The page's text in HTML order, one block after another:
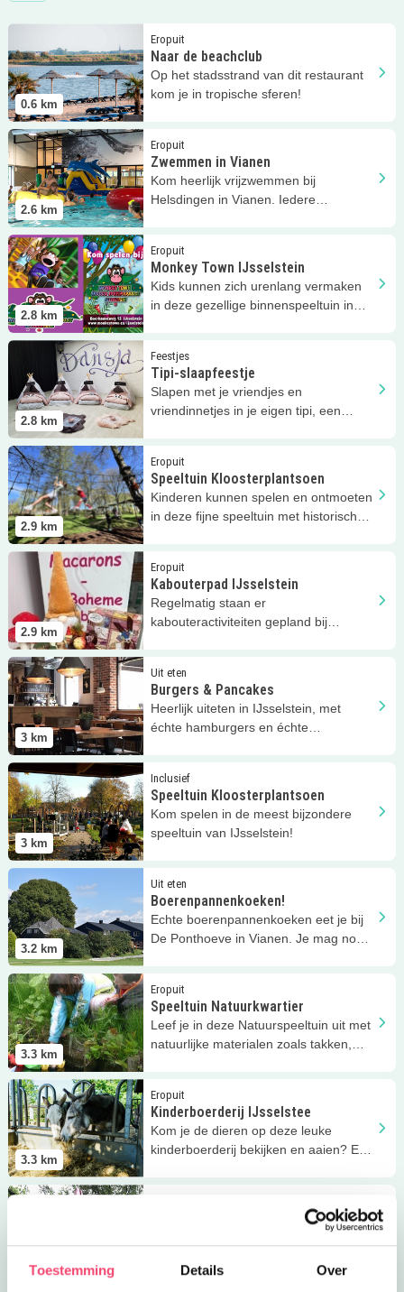
Toestemming Details Over
0.6 km
Eropuit
Naar de beachclub
Op het stadsstrand van dit restaurant
kom je in tropische sferen!
Naar de beachclub
2.6 km
Eropuit
Zwemmen in Vianen
Kom heerlijk vrijzwemmen bij
Helsdingen in Vianen. Iedere
Lees meer Zwemmen in Vianen
2.8 km
Eropuit
Monkey Town IJsselstein
Kids kunnen zich urenlang vermaken
in deze gezellige binnenspeeltuin in
Lees meer Monkey Town IJsselstein
2.8 km
Feestjes
Tipi-slaapfeestje
Slapen met je vriendjes en
vriendinnetjes in je eigen tipi, een
Lees meer Tipi-slaapfeestje
2.9 km
Eropuit
Speeltuin Kloosterplantsoen
Kinderen kunnen spelen en ontmoeten
in deze fijne speeltuin met historisch
Lees meer Speeltuin Kloosterplantsoen
2.9 km
Eropuit
Kabouterpad IJsselstein
Regelmatig staan er
kabouteractiviteiten gepland bij
Lees meer Kabouterpad IJsselstein
3 km
Uit eten
Burgers & Pancakes
Heerlijk uiteten in IJsselstein, met
échte hamburgers en échte
Lees meer Burgers &amp; Pancakes
3 km
Inclusief
Speeltuin Kloosterplantsoen
Kom spelen in de meest bijzondere
speeltuin van IJsselstein!
Lees meer Speeltuin Kloosterplantsoen
3.2 km
Uit eten
Boerenpannenkoeken!
Echte boerenpannenkoeken eet je bij
De Ponthoeve in Vianen. Je mag nog
Lees meer Boerenpannenkoeken!
3.3 km
Eropuit
Speeltuin Natuurkwartier
Leef je in deze Natuurspeeltuin uit met
natuurlijke materialen zoals takken,
Lees meer Speeltuin Natuurkwartier
3.3 km
Eropuit
Kinderboerderij IJsselstee
Kom je de dieren op deze leuke
kinderboerderij bekijken en aaien? Een
Lees meer Kinderboerderij IJsselstee
3.3 km
Kabouterpad Natuurkwartier
Knapzak op je rug en speuren maar
Natuurkwartier Nieuwegein!
Lees meer Kabouterpad Natuurkwartier